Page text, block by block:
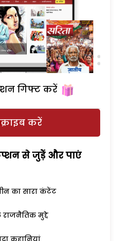
गिफ्ट करें
करें
से जुड़ेें और पाएं
का सारा कंटेंट
मुद्दे